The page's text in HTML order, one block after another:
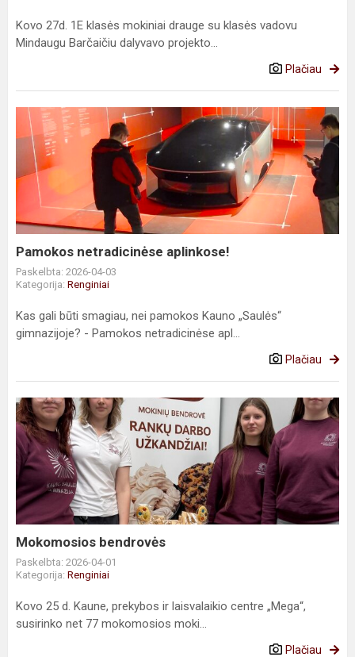
Kovo 27d. 1E klasės mokiniai drauge su klasės vadovu
Mindaugu Barčaičiu dalyvavo projekto...
Plačiau
Pamokos
netradicinėse
aplinkose!
Pamokos netradicinėse aplinkose!
Paskelbta: 2026-04-03
Kategorija: Renginiai
Kas gali būti smagiau, nei pamokos Kauno „Saulės“
gimnazijoje? - Pamokos netradicinėse apl...
Plačiau
Mokomosios
bendrovės
Mokomosios bendrovės
Paskelbta: 2026-04-01
Kategorija: Renginiai
Kovo 25 d. Kaune, prekybos ir laisvalaikio centre „Mega“,
susirinko net 77 mokomosios moki...
Plačiau